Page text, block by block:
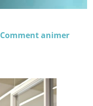
Comment animer